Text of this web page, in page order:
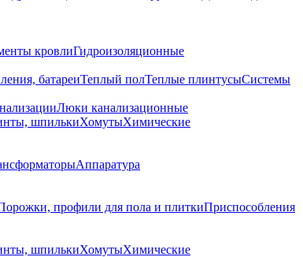
кровлиГидроизоляционные
батареиТеплый полТеплые плинтусыСистемы
Люки канализационные
шпилькиХомутыХимические
Аппаратура
профили для пола и плиткиПриспособления
шпилькиХомутыХимические